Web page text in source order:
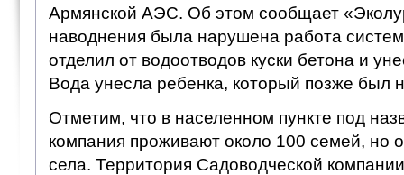
Армянской АЭС. Об этом сообщает
наводнения была нарушена работа
отделил от водоотводов куски бетона и
Вода унесла ребенка, который позже был
Отметим, что в населенном пункте под
компания проживают около 100 семей, но
села. Территория Садоводческой